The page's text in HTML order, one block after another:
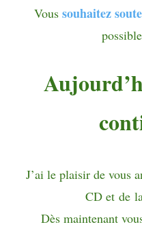
Vous souhaitez
J’ai le plaisir de vous
CD et de
Dès maintenant